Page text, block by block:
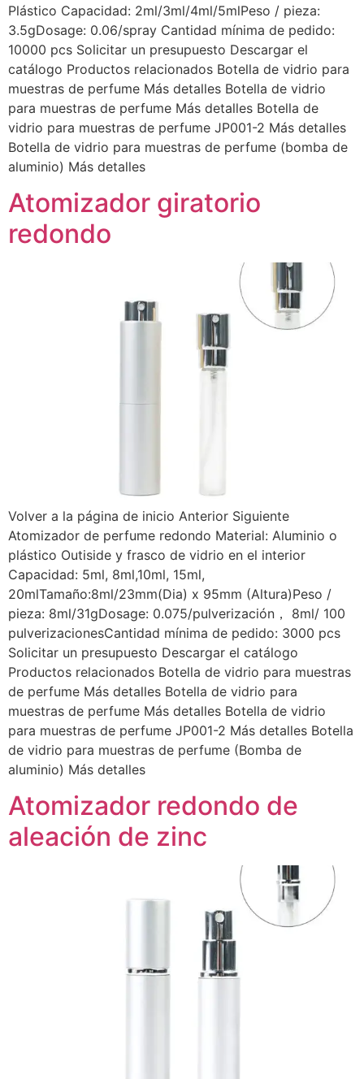
Plástico Capacidad: 2ml/3ml/4ml/5mlPeso / pieza:
3.5gDosage: 0.06/spray Cantidad mínima de pedido:
10000 pcs Solicitar un presupuesto Descargar el
catálogo Productos relacionados Botella de vidrio para
muestras de perfume Más detalles Botella de vidrio
para muestras de perfume Más detalles Botella de
vidrio para muestras de perfume JP001-2 Más detalles
Botella de vidrio para muestras de perfume (bomba de
aluminio) Más detalles
Atomizador giratorio
redondo
Volver a la página de inicio Anterior Siguiente
Atomizador de perfume redondo Material: Aluminio o
plástico Outiside y frasco de vidrio en el interior
Capacidad: 5ml, 8ml,10ml, 15ml,
20mlTamaño:8ml/23mm(Dia) x 95mm (Altura)Peso /
pieza: 8ml/31gDosage: 0.075/pulverización， 8ml/ 100
pulverizacionesCantidad mínima de pedido: 3000 pcs
Solicitar un presupuesto Descargar el catálogo
Productos relacionados Botella de vidrio para muestras
de perfume Más detalles Botella de vidrio para
muestras de perfume Más detalles Botella de vidrio
para muestras de perfume JP001-2 Más detalles Botella
de vidrio para muestras de perfume (Bomba de
aluminio) Más detalles
Atomizador redondo de
aleación de zinc